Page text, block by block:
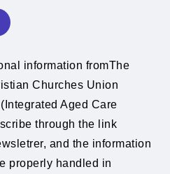
information fromThe
Churches Union
Aged Care
through the link
and the information
properly handled in